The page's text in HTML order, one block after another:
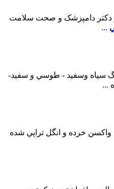
دکتر دامپزشک و صحت سلامت
...
سياه وسفيد - طوسي و سفيد-
...
2 ماهه واکسن خرده و انگل تراپي شده